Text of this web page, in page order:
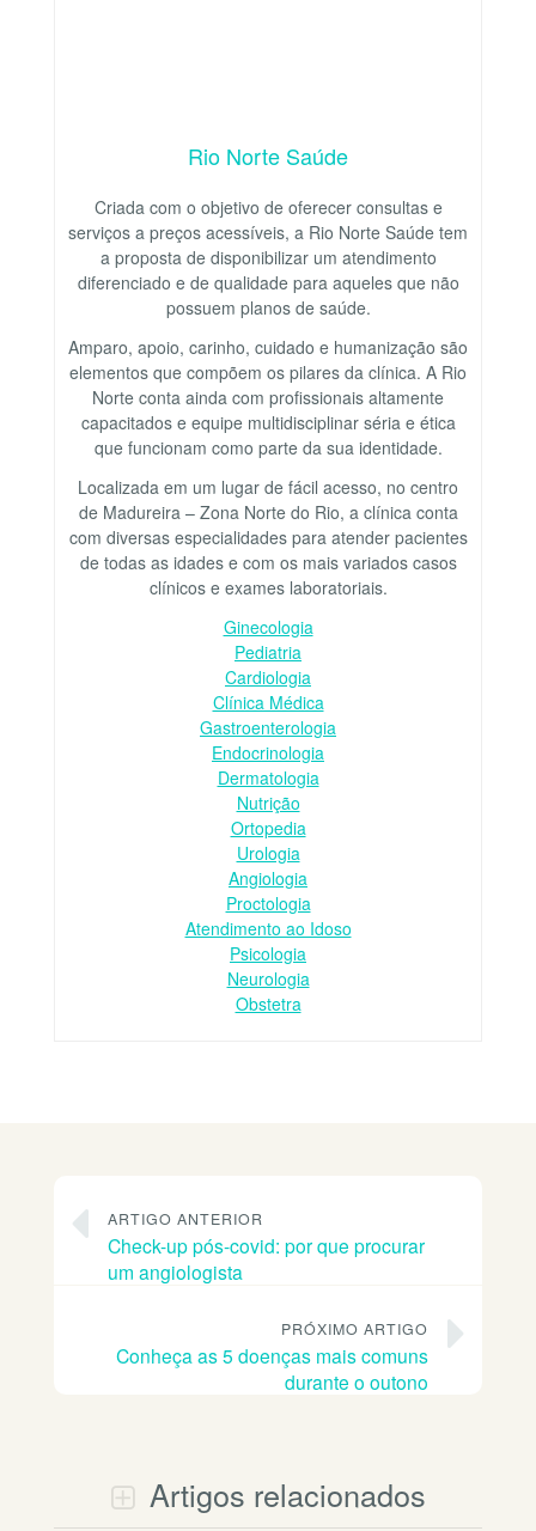
Rio Norte Saúde
Criada com o objetivo de oferecer consultas e
serviços a preços acessíveis, a Rio Norte Saúde tem
a proposta de disponibilizar um atendimento
diferenciado e de qualidade para aqueles que não
possuem planos de saúde.
Amparo, apoio, carinho, cuidado e humanização são
elementos que compõem os pilares da clínica. A Rio
Norte conta ainda com profissionais altamente
capacitados e equipe multidisciplinar séria e ética
que funcionam como parte da sua identidade.
Localizada em um lugar de fácil acesso, no centro
de Madureira – Zona Norte do Rio, a clínica conta
com diversas especialidades para atender pacientes
de todas as idades e com os mais variados casos
clínicos e exames laboratoriais.
Ginecologia
Pediatria
Cardiologia
Clínica Médica
Gastroenterologia
Endocrinologia
Dermatologia
Nutrição
Ortopedia
Urologia
Angiologia
Proctologia
Atendimento ao Idoso
Psicologia
Neurologia
Obstetra
ARTIGO ANTERIOR
Check-up pós-covid: por que procurar
um angiologista
PRÓXIMO ARTIGO
Conheça as 5 doenças mais comuns
durante o outono
Artigos relacionados